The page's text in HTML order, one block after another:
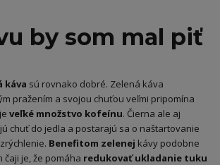
by som mal piť
káva sú rovnako dobré. Zelená káva
pražením a svojou chuťou veľmi pripomína
veľké množstvo kofeínu. Čierna ale aj
chuť do jedla a postarajú sa o naštartovanie
Benefitom zelenej kávy podobne
čaji je, že pomáha redukovať ukladanie tuku